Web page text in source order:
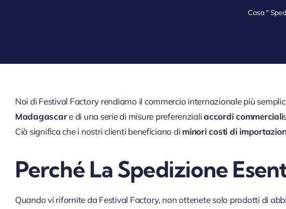
Casa"
Noi di Festival Factory rendiamo il commercio internazionale più
Madagascare di una serie di misure preferenzialiaccordi commerciali
Ciò significa che i nostri clienti beneficiano di minori costi di
Perché La Spedizione
Quando vi rifornite da Festival Factory, non ottenete solo prodotti di